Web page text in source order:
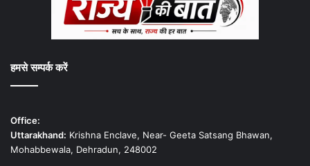
हमसे सम्पर्क करें
Office:
Uttarakhand: Krishna Enclave, Near- Geeta Satsang Bhawan,
Mohabbewala, Dehradun, 248002